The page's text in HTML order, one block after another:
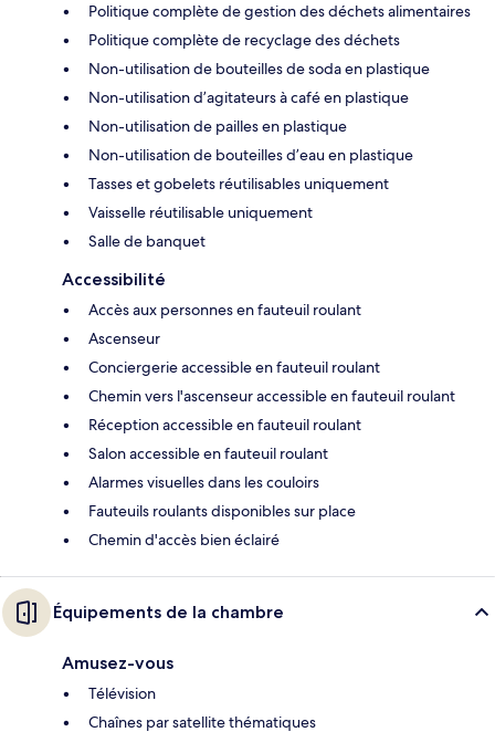
Politique complète de gestion des déchets alimentaires
Politique complète de recyclage des déchets
Non-utilisation de bouteilles de soda en plastique
Non-utilisation d’agitateurs à café en plastique
Non-utilisation de pailles en plastique
Non-utilisation de bouteilles d’eau en plastique
Tasses et gobelets réutilisables uniquement
Vaisselle réutilisable uniquement
Salle de banquet
Accessibilité
Accès aux personnes en fauteuil roulant
Ascenseur
Conciergerie accessible en fauteuil roulant
Chemin vers l'ascenseur accessible en fauteuil roulant
Réception accessible en fauteuil roulant
Salon accessible en fauteuil roulant
Alarmes visuelles dans les couloirs
Fauteuils roulants disponibles sur place
Chemin d'accès bien éclairé
Équipements de la chambre
Amusez-vous
Télévision
Chaînes par satellite thématiques